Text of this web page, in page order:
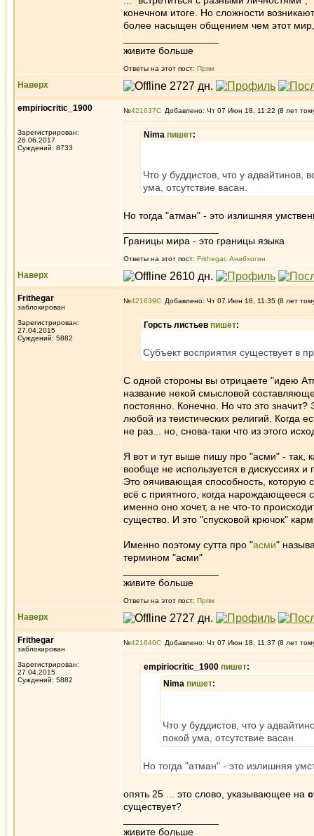
конечном итоге. Но сложности
более насыщен общением чем этот мир,
живите больше
Ответы на этот пост: Прям
Наверх
empiriocritic_1900
Зарегистрирован:
26.06.2017
Суждений: 8733
№421637 Добавлено: Чт 07 Июн 18, 11:22 (8 лет
Nima пишет:
Что у буддистов, что у адвайтинов,
ума, отсутствие васан.
Но тогда "атман" - это излишняя
Границы мира - это границы языка
Ответы на этот пост: Frithegar, Анабхогин
Наверх
Frithegar
заблокирован
Зарегистрирован:
27.04.2015
Суждений: 5882
№421639 Добавлено: Чт 07 Июн 18, 11:35 (8 лет
Горсть листьев пишет:
Субъект восприятия существует в
С одной стороны вы отрицаете "идею
название некой смысловой
постоянно. Конечно. Но что это
любой из теистических религий. Когда
не раз... но, снова-таки что из этого
Я вот и тут выше пишу про "асми" - так,
вообще не используется в дискуссиях
Это оячивающая способность, которую
всё с приятного, когда нарождающееся
именно оно хочет, а не что-то
существо. И это "спусковой крючок"
Именно поэтому сутта про "асми"
термином "асми"
живите больше
Ответы на этот пост: Прям
Наверх
Frithegar
заблокирован
Зарегистрирован:
27.04.2015
Суждений: 5882
№421640 Добавлено: Чт 07 Июн 18, 11:37 (8 лет
empiriocritic_1900 пишет:
Nima пишет:
Что у буддистов, что у
покой ума, отсутствие васан.
Но тогда "атман" - это излишняя
опять 25 ... это слово, указывающее на
существует?
живите больше